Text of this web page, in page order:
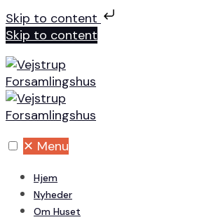
Skip to content
Skip to content
✕ Menu
Hjem
Nyheder
Om Huset